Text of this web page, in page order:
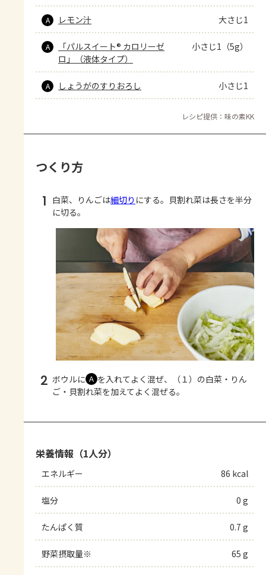
A レモン汁 大さじ1
A
「パルスイート® カロリーゼ
ロ」（液体タイプ）
小さじ1（5g）
A しょうがのすりおろし 小さじ1
レシピ提供：味の素KK
つくり方
1 白菜、りんごは細切り にする。貝割れ菜は長さを半分
に切る。
2 ボウルに Ａ を入れてよく混ぜ、（１）の白菜・りん
ご・貝割れ菜を加えてよく混ぜる。
栄養情報（1人分）
エネルギー 86 kcal
塩分 0 g
たんぱく質 0.7 g
野菜摂取量※ 65 g